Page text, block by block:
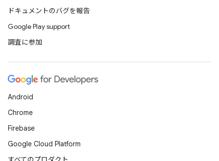
ドキュメントのバグを報告
Google Play support
調査に参加
Android
Chrome
Firebase
Google Cloud Platform